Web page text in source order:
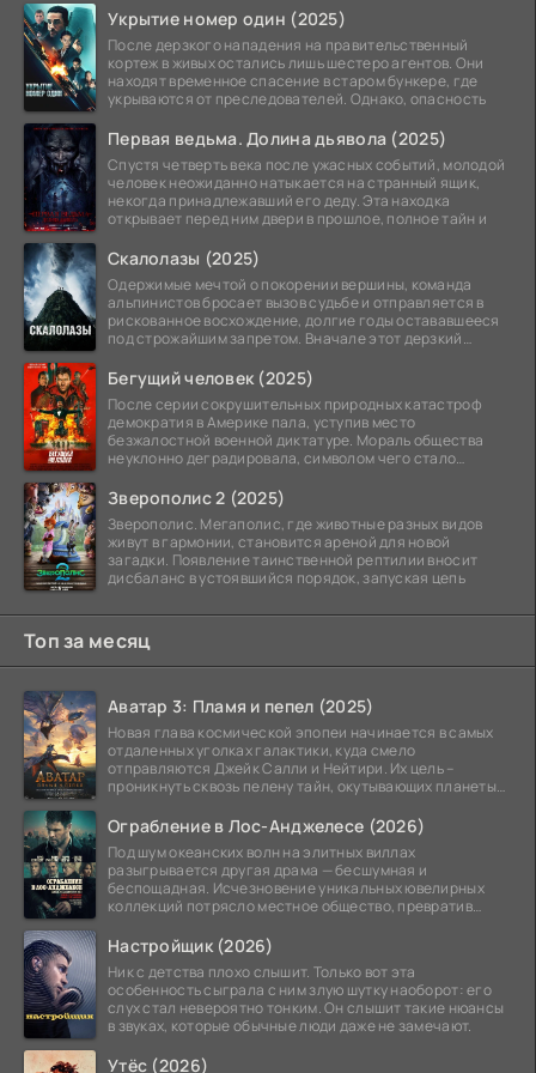
Укрытие номер один (2025)
После дерзкого нападения на правительственный
кортеж в живых остались лишь шестеро агентов. Они
находят временное спасение в старом бункере, где
укрываются от преследователей. Однако, опасность
Первая ведьма. Долина дьявола (2025)
Спустя четверть века после ужасных событий, молодой
человек неожиданно натыкается на странный ящик,
некогда принадлежавший его деду. Эта находка
открывает перед ним двери в прошлое, полное тайн и
Скалолазы (2025)
Одержимые мечтой о покорении вершины, команда
альпинистов бросает вызов судьбе и отправляется в
рискованное восхождение, долгие годы остававшееся
под строжайшим запретом. Вначале этот дерзкий
Бегущий человек (2025)
После серии сокрушительных природных катастроф
демократия в Америке пала, уступив место
безжалостной военной диктатуре. Мораль общества
неуклонно деградировала, символом чего стало
Зверополис 2 (2025)
Зверополис. Мегаполис, где животные разных видов
живут в гармонии, становится ареной для новой
загадки. Появление таинственной рептилии вносит
дисбаланс в устоявшийся порядок, запуская цепь
Топ за месяц
Аватар 3: Пламя и пепел (2025)
Новая глава космической эпопеи начинается в самых
отдаленных уголках галактики, куда смело
отправляются Джейк Салли и Нейтири. Их цель –
проникнуть сквозь пелену тайн, окутывающих планеты
Ограбление в Лос-Анджелесе (2026)
Под шум океанских волн на элитных виллах
разыгрывается другая драма — бесшумная и
беспощадная. Исчезновение уникальных ювелирных
коллекций потрясло местное общество, превратив
Настройщик (2026)
Ник с детства плохо слышит. Только вот эта
особенность сыграла с ним злую шутку наоборот: его
слух стал невероятно тонким. Он слышит такие нюансы
в звуках, которые обычные люди даже не замечают.
Утёс (2026)